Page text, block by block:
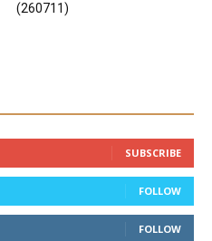
(260711)
SUBSCRIBE
FOLLOW
FOLLOW